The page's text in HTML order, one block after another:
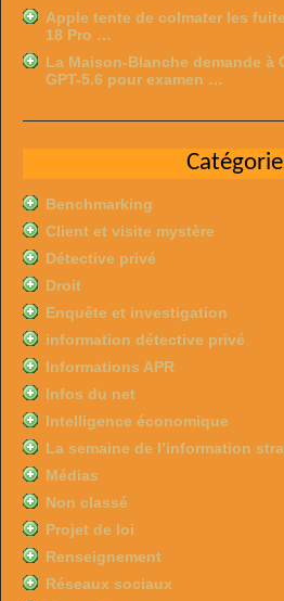
Apple tente de colmater les
18 Pro …
La Maison-Blanche demande à
GPT-5.6 pour examen …
Benchmarking
Client et visite mystère
Détective privé
Droit
Enquête et investigation
information détective privé
Informations APR
Infos du net
Intelligence économique
La semaine de l’information
Médias
Non classé
Projet de loi
Renseignement
Réseaux sociaux